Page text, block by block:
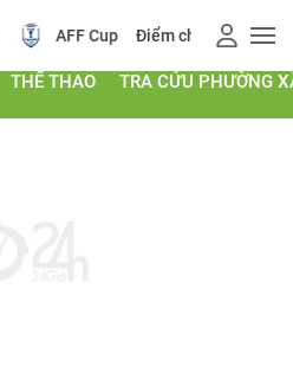
AFF Cup Điểm chuẩn 2026
THỂ THAO TRA CỨU PHƯỜNG